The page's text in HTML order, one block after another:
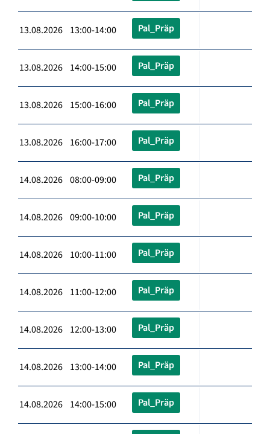
13.08.2026 13:00-14:00 Pal_Präp
13.08.2026 14:00-15:00 Pal_Präp
13.08.2026 15:00-16:00 Pal_Präp
13.08.2026 16:00-17:00 Pal_Präp
14.08.2026 08:00-09:00 Pal_Präp
14.08.2026 09:00-10:00 Pal_Präp
14.08.2026 10:00-11:00 Pal_Präp
14.08.2026 11:00-12:00 Pal_Präp
14.08.2026 12:00-13:00 Pal_Präp
14.08.2026 13:00-14:00 Pal_Präp
14.08.2026 14:00-15:00 Pal_Präp